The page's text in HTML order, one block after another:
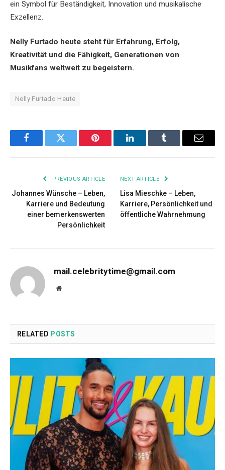
ein Symbol für Beständigkeit, Innovation und musikalische
Exzellenz.
Nelly Furtado heute steht für Erfahrung, Erfolg,
Kreativität und die Fähigkeit, Generationen von
Musikfans weltweit zu begeistern.
Nelly Furtado Heute
FacebookTwitter Pinterest LinkedInTumblr Email
PREVIOUS ARTICLE
Johannes Wünsche – Leben,
Karriere und Bedeutung
einer bemerkenswerten
Persönlichkeit
NEXT ARTICLE
Lisa Mieschke – Leben,
Karriere, Persönlichkeit und
öffentliche Wahrnehmung
mail.celebritytime@gmail.com
Website
RELATED POSTS